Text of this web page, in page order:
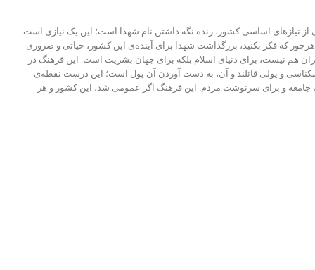
از نیازهای اساسی کشور، زنده نگه داشتن نام شهدا است؛ این یک نیازی است
که فکر بکنید، بزرگداشت شهدا برای آینده‌ی این کشور، حیاتی و ضروری
هم نیست، برای دنیای اسلام بلکه برای جهان بشریت است. این فرهنگ در
و پولی قائلند و آن، به دست آوردن آن پول است؛ این درست نقطه‌ی
از خود برای سرنوشت جامعه و برای سرنوشت مردم. این فرهنگ اگر عمومی شد، این کشور و هر